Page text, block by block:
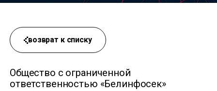
Общество с ограниченной
ответственностью «Белинфосек»
возврат к списку